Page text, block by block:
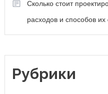
Сколько стоит
расходов и способов
Рубрики